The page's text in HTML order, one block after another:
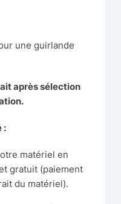
une guirlande
après sélection
:
matériel en
gratuit (paiement
du matériel).